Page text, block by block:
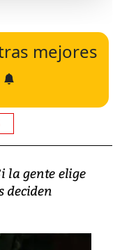
mejores
la gente elige
deciden